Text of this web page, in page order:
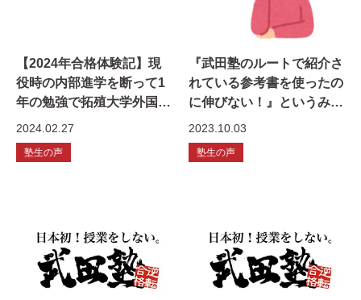
【2024年合格体験記】現
役時の内部進学を断って1
年の勉強で拓殖大学外国語
学部に特待生合格！
2024.02.27
塾生の声
『武田塾のルートで紹介さ
れている参考書を使ったの
に伸びない！』というみな
さんへ
2023.10.03
塾生の声